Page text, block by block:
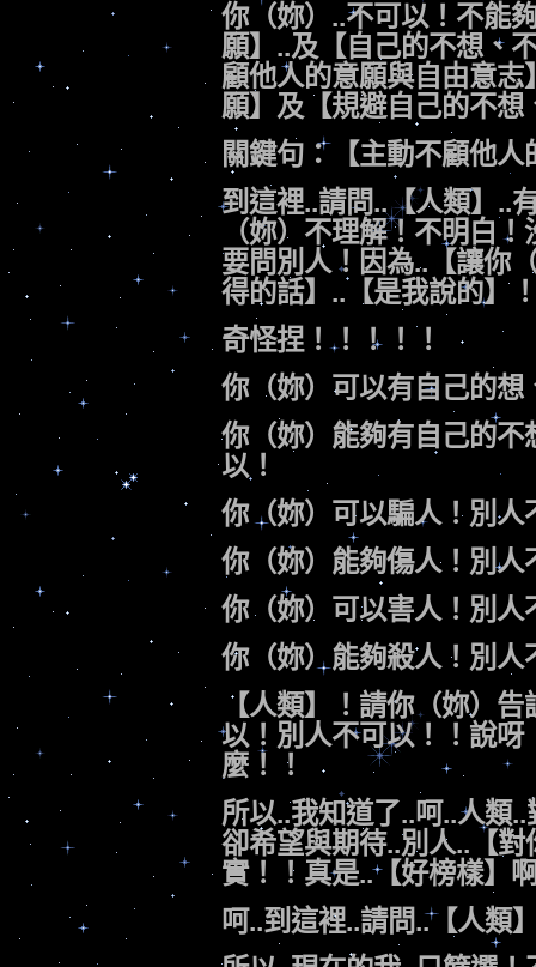
你（妳）..不可以！不能
願】..及【自己的不想、
顧他人的意願與自由意
願】及【規避自己的不想
關鍵句：【主動不顧他
到這裡..請問..【人類】..
（妳）不理解！不明白
要問別人！因為..【讓你
得的話】..【是我說的】
奇怪捏！！！！！
你（妳）可以有自己的
你（妳）能夠有自己的
以！
你（妳）可以騙人！別人
你（妳）能夠傷人！別人
你（妳）可以害人！別人
你（妳）能夠殺人！別人
【人類】！請你（妳）
以！別人不可以！！說
麼！！
所以..我知道了..呵..人類
卻希望與期待..別人..【
實！！真是..【好榜樣】
呵..到這裡..請問..【人類